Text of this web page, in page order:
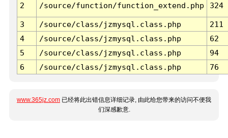
2 /source/function/function_extend.php 324
3 /source/class/jzmysql.class.php
211
4
/source/class/jzmysql.class.php
62
5
/source/class/jzmysql.class.php
94
6
/source/class/jzmysql.class.php 76
www.365jz.com 已经将此出错信息详细记录, 由此给您带来的访问不便我
们深感歉意.